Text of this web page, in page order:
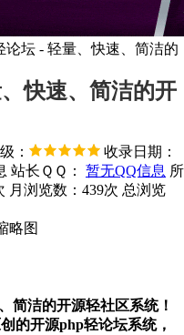
论坛 - 轻量、快速、简洁的
快速、简洁的开
：
收录日期：
站长ＱＱ： 暂无QQ信息 所
月浏览数：439次 总浏览
简洁的开源轻社区系统！
的开源php轻论坛系统，